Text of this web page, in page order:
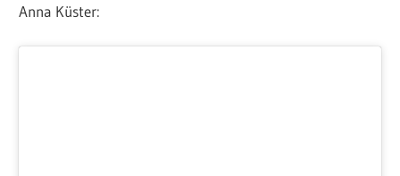
Anna Küster: